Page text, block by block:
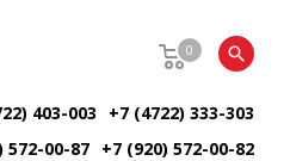
0
403-003
+7 (4722) 333-303
572-00-87 +7 (920) 572-00-82